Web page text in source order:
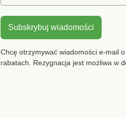
Subskrybuj wiadomości
Chcę otrzymywać wiadomości e-mail
rabatach. Rezygnacja jest możliwa w